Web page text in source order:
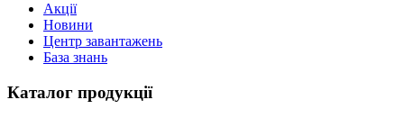
Акції
Новини
Центр завантажень
База знань
Каталог продукції